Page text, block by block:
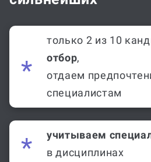
только 2 из 10
отбор,
отдаем
специалистам
учитываем
в дисциплинах